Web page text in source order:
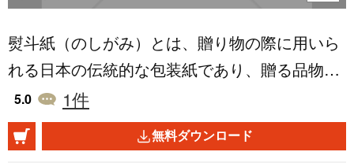
載＞ 退職希望日を記入する前に、退職フローや
業務引継ぎ計画との整合性を確認しましょう。
＜敬称・宛名の誤りに注意＞ 「代表取締役 ○○
○○ 殿」など、敬称や肩書は正確に記入しま
す。 ■テンプレートの利用メリット ＜無料でダ
熨斗紙（のしがみ）とは、贈り物の際に用いら
れる日本の伝統的な包装紙であり、贈る品物に
添えることで、贈り手の気持ちや礼儀を表しま
す。 蝶結びは、結び目が簡単にほどけ、何度も
結び直せることから、「何度あっても嬉しい」
5.0 1件
無料ダウンロード